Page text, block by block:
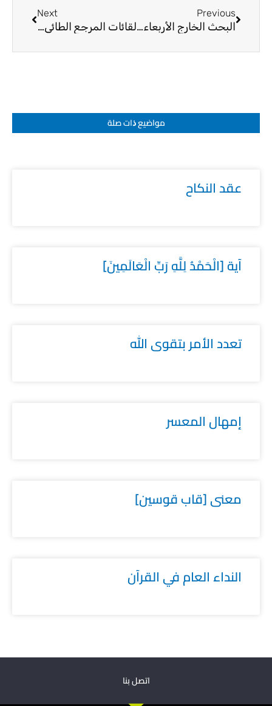
Previous
البحث الخارج الأربعاء 17-9
Next
لقائات المرجع الطائي في مكة المكرمة
مواضيع ﺫات صلة
عقد النكاح
آية [الْحَمْدُ لِلَّهِ رَبِّ الْعَالَمِينَ]
تعدد الأمر بتقوى الله
إمهال المعسر
معنى [قاب قوسين]
النداء العام في القرآن
اتصل بنا